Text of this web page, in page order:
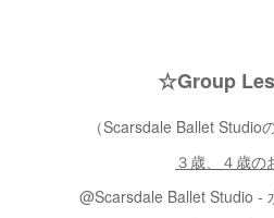
☆Group
（Scarsdale Ballet Studio
３歳、４歳の
@Scarsdale Ballet Studio -